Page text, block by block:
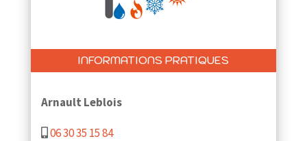
INFORMATIONS PRATIQUES
Arnault Leblois
06 30 35 15 84